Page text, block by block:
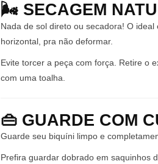
🌬️ SECAGEM
Nada de sol direto ou secadora! O ideal
horizontal, pra não deformar.
Evite torcer a peça com força. Retire o
com uma toalha.
👜 GUARDE COM
Guarde seu biquíni limpo e
Prefira guardar dobrado em saquinhos